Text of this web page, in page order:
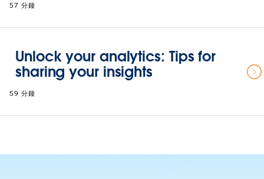
57 分鐘
Unlock your analytics: Tips for
sharing your insights
59 分鐘